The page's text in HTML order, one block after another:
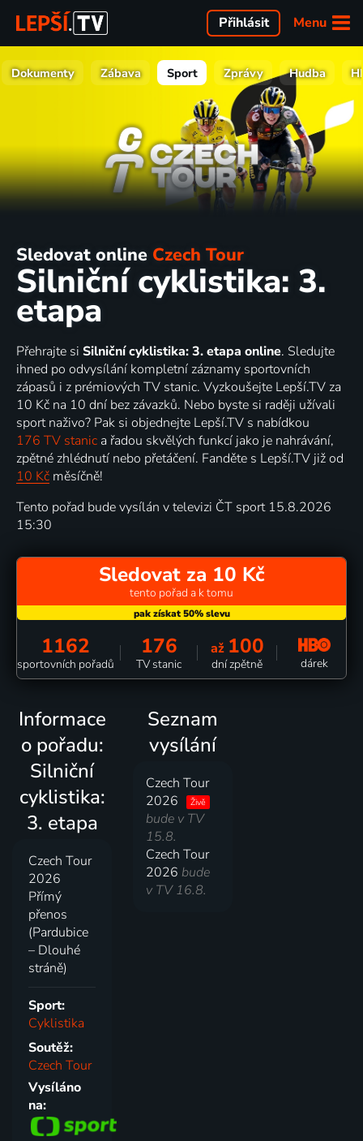
Menu
Přihlásit
Dokumenty Zábava Sport Zprávy Hudba
Sledovat online Czech Tour
Silniční cyklistika: 3.
etapa
Přehrajte si Silniční cyklistika: 3. etapa online. Sledujte
ihned po odvysílání kompletní záznamy sportovních
zápasů i z prémiových TV stanic. Vyzkoušejte Lepší.TV za
10 Kč na 10 dní bez závazků. Nebo byste si raději užívali
sport naživo? Pak si objednejte Lepší.TV s nabídkou
176 TV stanic a řadou skvělých funkcí jako je nahrávání,
zpětné zhlédnutí nebo přetáčení. Fanděte s Lepší.TV již od
10 Kč měsíčně!
Tento pořad bude vysílán v televizi ČT sport 15.8.2026
15:30
Sledovat za 10 Kč
tento pořad a k tomu
1162
sportovních pořadů
176
TV stanic
až 100
dní zpětně dárek
Informace
o pořadu:
Silniční
cyklistika:
3. etapa
Czech Tour
2026
Přímý
přenos
(Pardubice
– Dlouhé
stráně)
Sport:
Cyklistika
Soutěž:
Czech Tour
Vysíláno
na:
Seznam
vysílání
Czech Tour
2026
Živě
bude v TV
15.8.
Czech Tour
2026bude
v TV 16.8.